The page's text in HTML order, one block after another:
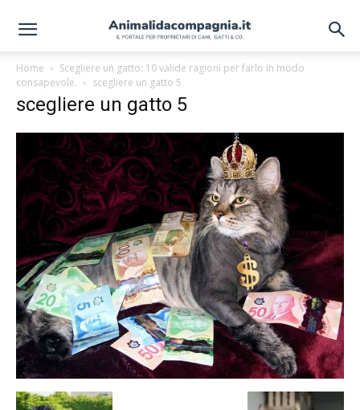
Home
Scegliere un gatto: 10 valide ragioni per farlo in modo
consapevole.
scegliere un gatto 5
scegliere un gatto 5